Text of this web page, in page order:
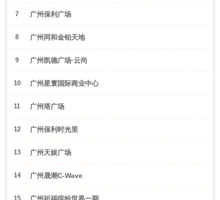
7 广州保利广场
8 广州同和金铂天地
9 广州凯德广场·云尚
10 广州星寰国际商业中心
11 广州塔广场
12 广州保利时光里
13 广州天娱广场
14 广州晟潮C-Wave
15